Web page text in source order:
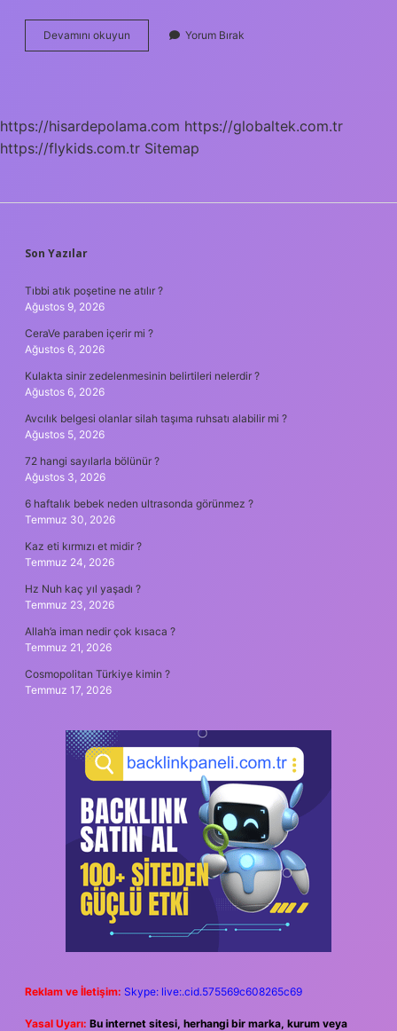
Devamını okuyun
Olmak
Ediyor
Yorum Bırak
https://hisardepolama.com https://globaltek.com.tr
https://flykids.com.tr Sitemap
SIDEBAR
Son Yazılar
Tıbbi atık poşetine ne atılır ?
Ağustos 9, 2026
CeraVe paraben içerir mi ?
Ağustos 6, 2026
Kulakta sinir zedelenmesinin belirtileri nelerdir ?
Ağustos 6, 2026
Avcılık belgesi olanlar silah taşıma ruhsatı alabilir mi ?
Ağustos 5, 2026
72 hangi sayılarla bölünür ?
Ağustos 3, 2026
6 haftalık bebek neden ultrasonda görünmez ?
Temmuz 30, 2026
Kaz eti kırmızı et midir ?
Temmuz 24, 2026
Hz Nuh kaç yıl yaşadı ?
Temmuz 23, 2026
Allah’a iman nedir çok kısaca ?
Temmuz 21, 2026
Cosmopolitan Türkiye kimin ?
Temmuz 17, 2026
Reklam ve İletişim: Skype: live:.cid.575569c608265c69
Yasal Uyarı: Bu internet sitesi, herhangi bir marka, kurum veya